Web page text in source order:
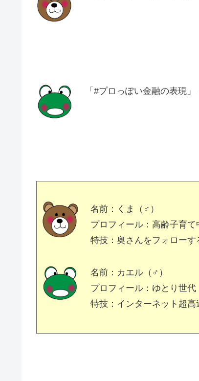
「#プロっぽい金融の表現」
名前：くま（♂）
プロフィール：高齢子育
特技：奥さんをフォローす
名前：カエル（♂）
プロフィール：ゆとり世
特技：インターネット超高